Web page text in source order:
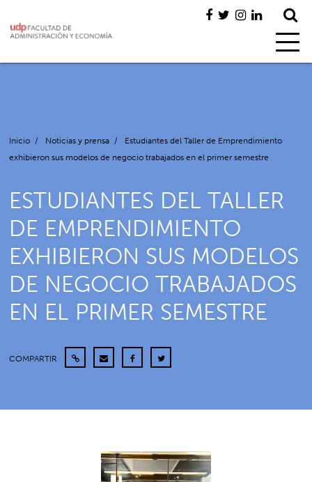
Inicio / Noticias y prensa /
Estudiantes del Taller de Emprendimiento
exhibieron sus modelos de negocio trabajados en el primer semestre
ESTUDIANTES DEL TALLER
DE EMPRENDIMIENTO
EXHIBIERON SUS MODELOS
DE NEGOCIO TRABAJADOS
EN EL PRIMER SEMESTRE
COMPARTIR